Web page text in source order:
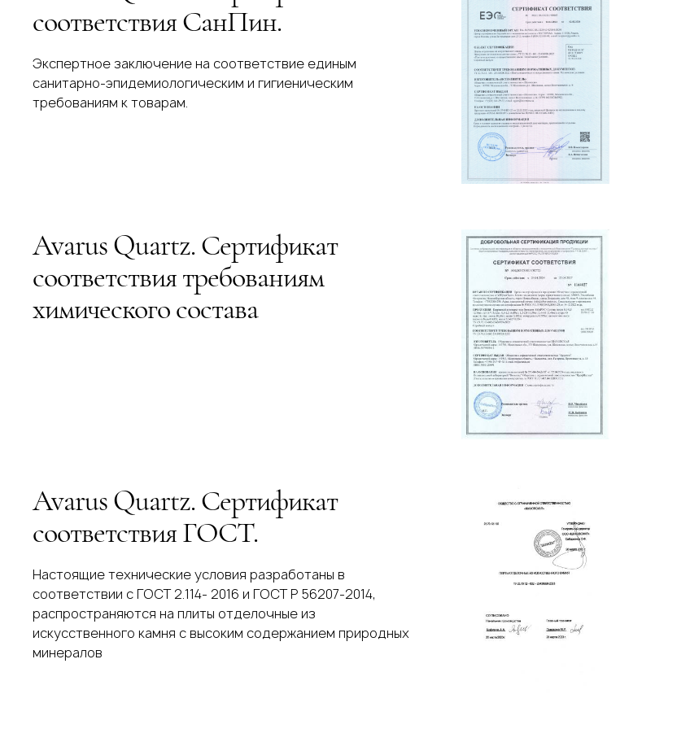
соответствия СанПин.
Экспертное заключение на соответствие единым
санитарно-эпидемиологическим и гигиеническим
требованиям к товарам.
Avarus Quartz. Сертификат
соответствия требованиям
химического состава
Avarus Quartz. Сертификат
соответствия ГОСТ.
Настоящие технические условия разработаны в
соответствии с ГОСТ 2.114- 2016 и ГОСТ Р 56207-2014,
распространяются на плиты отделочные из
искусственного камня с высоким содержанием природных
минералов